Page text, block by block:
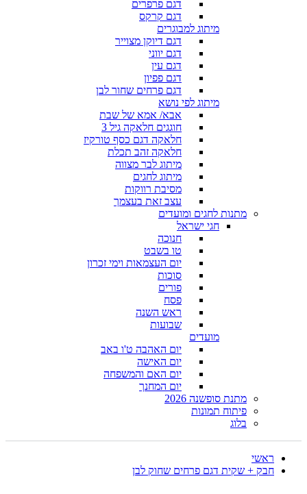
דגם פרפרים
דגם קרקס
מיתוג למבוגרים
דגם דיוקן מצוייר
דגם יווני
דגם עין
דגם פפיון
דגם פרחים שחור לבן
מיתוג לפי נושא
אבא/ אמא של שבת
חוגגים חלאקה גיל 3
חלאקה דגם כסף טורקיז
חלאקה זהב תכלת
מיתוג לבר מצווה
מיתוג לחגים
מסיבת רווקות
עצב זאת בעצמך
מתנות לחגים ומועדים
חגי ישראל
חנוכה
טו בשבט
יום העצמאות וימי זכרון
סוכות
פורים
פסח
ראש השנה
שבועות
מועדים
יום האהבה ט'ו באב
יום האישה
יום האם והמשפחה
יום המחנך
מתנת סופשנה 2026
פיתוח תמונות
בלוג
ראשי
חבק + שקית דגם פרחים שחוק לבן